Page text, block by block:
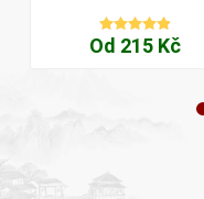
Od 215 Kč